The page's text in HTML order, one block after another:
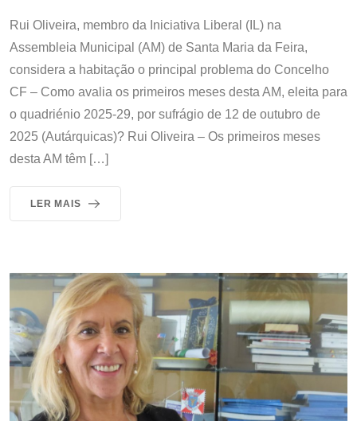
Rui Oliveira, membro da Iniciativa Liberal (IL) na
Assembleia Municipal (AM) de Santa Maria da Feira,
considera a habitação o principal problema do Concelho
CF – Como avalia os primeiros meses desta AM, eleita para
o quadriénio 2025-29, por sufrágio de 12 de outubro de
2025 (Autárquicas)? Rui Oliveira – Os primeiros meses
desta AM têm […]
LER MAIS